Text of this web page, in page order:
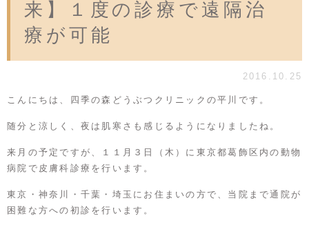
来】１度の診療で遠隔治
療が可能
2016.10.25
こんにちは、四季の森どうぶつクリニックの平川です。
随分と涼しく、夜は肌寒さも感じるようになりましたね。
来月の予定ですが、１１月３日（木）に東京都葛飾区内の動物
病院で皮膚科診療を行います。
東京・神奈川・千葉・埼玉にお住まいの方で、当院まで通院が
困難な方への初診を行います。